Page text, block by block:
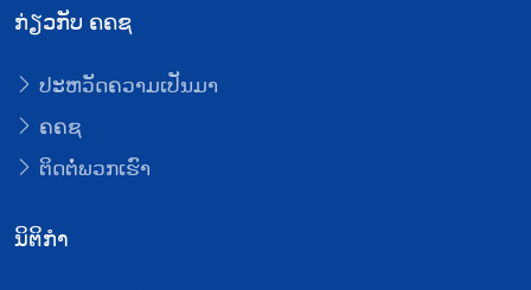
ກ່ຽວກັບ ຄຄຊ
ປະຫວັດຄວາມເປັນມາ
ຄຄຊ
ຕິດຕໍ່ພວກເຮົາ
ນິຕິກໍາ